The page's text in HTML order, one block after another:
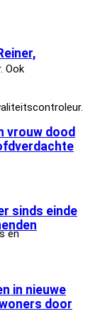
vrouw dood
sinds einde
in nieuwe
door
Ook
en